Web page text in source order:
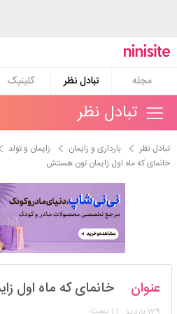
مجله
تبادل نظر کلینیک
تبادل نظر
تبادل نظر بارداری و زایمان
زایمان و تولد
خانمای که ماه اول زایمان تون هستش
دخترشجاع۲۰۲۰ عنوان خانمای که ماه اول
129 | 1 پست